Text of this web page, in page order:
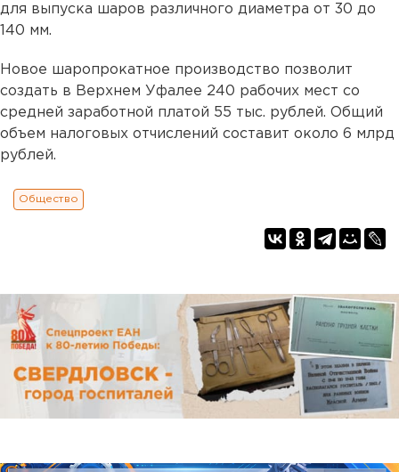
для выпуска шаров различного диаметра от 30 до
140 мм.
Новое шаропрокатное производство позволит
создать в Верхнем Уфалее 240 рабочих мест со
средней заработной платой 55 тыс. рублей. Общий
объем налоговых отчислений составит около 6 млрд
рублей.
Общество